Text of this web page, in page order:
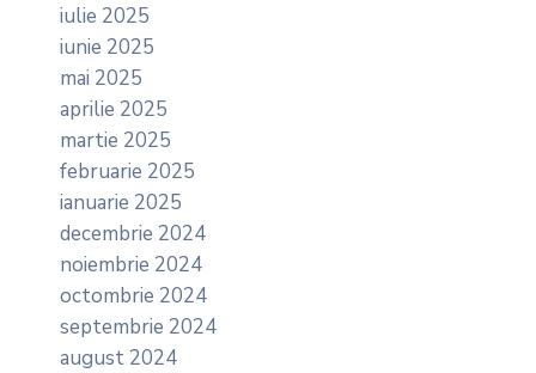
iulie 2025
iunie 2025
mai 2025
aprilie 2025
martie 2025
februarie 2025
ianuarie 2025
decembrie 2024
noiembrie 2024
octombrie 2024
septembrie 2024
august 2024